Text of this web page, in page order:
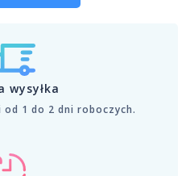
wysyłka
1 do 2 dni roboczych.